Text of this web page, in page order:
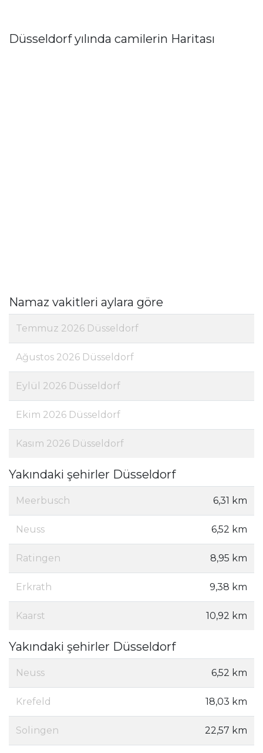
Düsseldorf yılında camilerin Haritası
Namaz vakitleri aylara göre
Temmuz 2026 Düsseldorf
Ağustos 2026 Düsseldorf
Eylül 2026 Düsseldorf
Ekim 2026 Düsseldorf
Kasım 2026 Düsseldorf
Yakındaki şehirler Düsseldorf
Meerbusch 6,31 km
Neuss 6,52 km
Ratingen 8,95 km
Erkrath 9,38 km
Kaarst 10,92 km
Yakındaki şehirler Düsseldorf
Neuss 6,52 km
Krefeld 18,03 km
Solingen 22,57 km